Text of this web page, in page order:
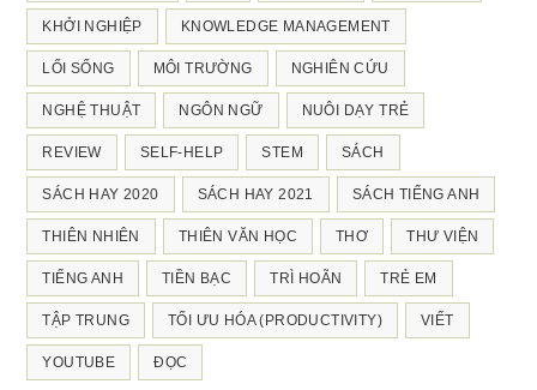
KHỞI NGHIỆP KNOWLEDGE MANAGEMENT
LỐI SỐNG MÔI TRƯỜNG NGHIÊN CỨU
NGHỆ THUẬT NGÔN NGỮ NUÔI DẠY TRẺ
REVIEW SELF-HELP STEM SÁCH
SÁCH HAY 2020 SÁCH HAY 2021 SÁCH TIẾNG ANH
THIÊN NHIÊN THIÊN VĂN HỌC THƠ THƯ VIỆN
TIẾNG ANH TIỀN BẠC TRÌ HOÃN TRẺ EM
TẬP TRUNG TỐI ƯU HÓA (PRODUCTIVITY) VIẾT
YOUTUBE ĐỌC